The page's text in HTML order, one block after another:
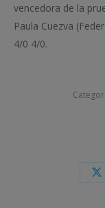
vencedora de la
Paula Cuezva
4/0 4/0.